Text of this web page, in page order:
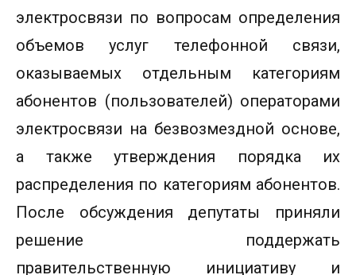
электросвязи по вопросам определения
объемов услуг телефонной связи,
оказываемых отдельным категориям
абонентов (пользователей) операторами
электросвязи на безвозмездной основе,
а также утверждения порядка их
распределения по категориям абонентов.
После обсуждения депутаты приняли
решение поддержать
правительственную инициативу и